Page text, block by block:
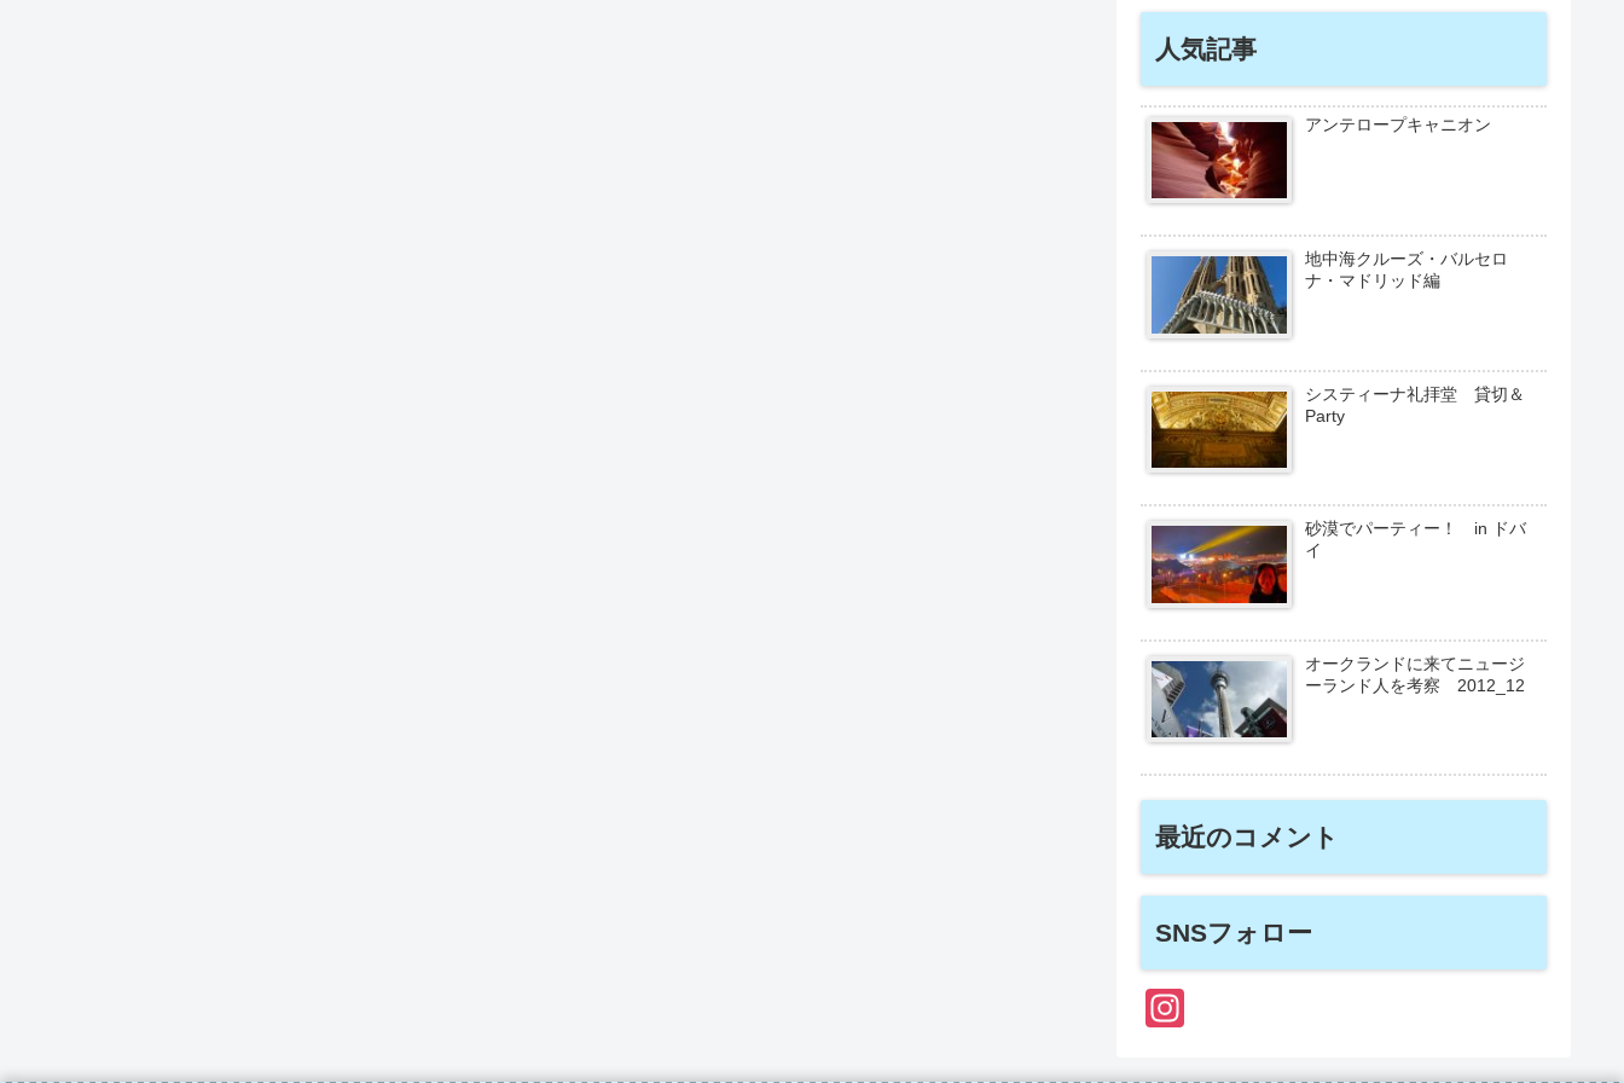
人気記事
アンテロープキャニオン
地中海クルーズ・バルセロ
ナ・マドリッド編
システィーナ礼拝堂 貸切＆
Party
砂漠でパーティー！ in ドバ
イ
オークランドに来てニュージ
ーランド人を考察 2012_12
最近のコメント
SNSフォロー